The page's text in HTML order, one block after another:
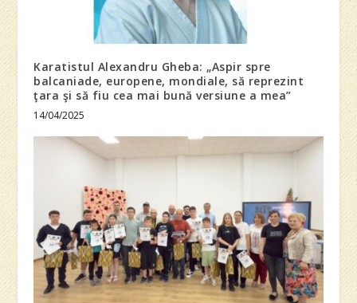
Karatistul Alexandru Gheba: „Aspir spre
balcaniade, europene, mondiale, să reprezint
ţara şi să fiu cea mai bună versiune a mea”
14/04/2025